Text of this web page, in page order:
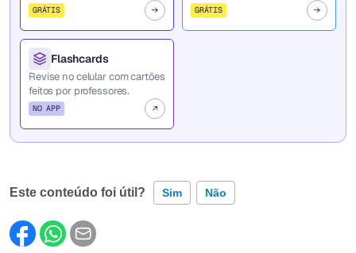
GRÁTIS GRÁTIS
Flashcards
Revise no celular com cartões
feitos por professores.
NO APP
Este conteúdo foi útil? Sim Não
Este conteúdo contém informação incorreta